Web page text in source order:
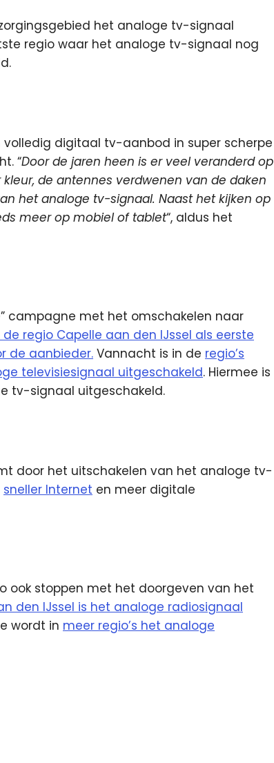
het analoge tv-signaal
regio waar het analoge tv-signaal nog
volledig digitaal tv-aanbod in super scherpe
“Door de jaren heen is er veel veranderd op
de antennes verdwenen van de daken
het analoge tv-signaal. Naast het kijken op
meer op mobiel of tablet“, aldus het
campagne met het omschakelen naar
regio Capelle aan den IJssel als eerste
de aanbieder. Vannacht is in de regio’s
televisiesignaal uitgeschakeld. Hiermee is
tv-signaal uitgeschakeld.
door het uitschakelen van het analoge tv-
sneller Internet en meer digitale
ook stoppen met het doorgeven van het
den IJssel is het analoge radiosignaal
wordt in meer regio’s het analoge